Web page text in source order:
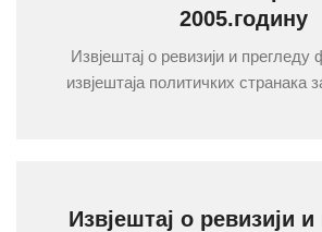
2005.годину
Извјештај о ревизији и прегледу
извјештаја политичких странака
Извјештај о ревизији